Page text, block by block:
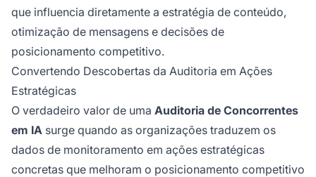
que influencia diretamente a estratégia de conteúdo,
otimização de mensagens e decisões de
posicionamento competitivo.
Convertendo Descobertas da Auditoria em Ações
Estratégicas
O verdadeiro valor de uma Auditoria de Concorrentes
em IA surge quando as organizações traduzem os
dados de monitoramento em ações estratégicas
concretas que melhoram o posicionamento competitivo